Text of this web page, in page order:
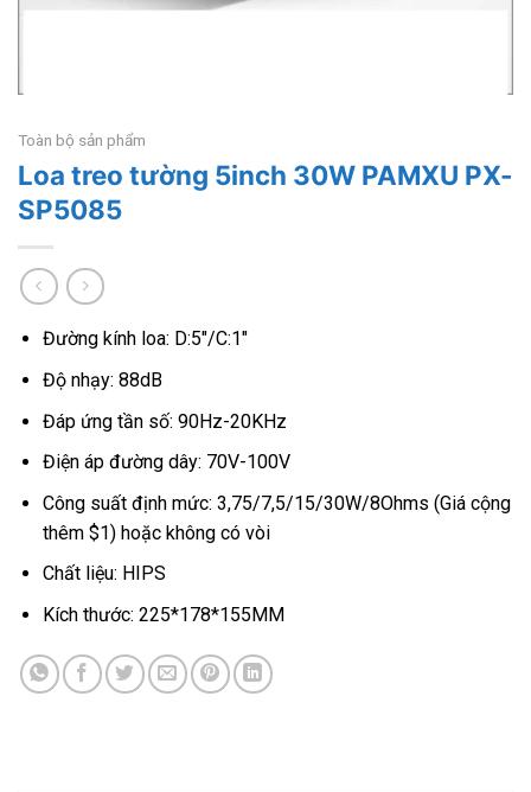
Toàn bộ sản phẩm
Loa treo tường 5inch 30W PAMXU PX-
SP5085
Đường kính loa: D:5″/C:1″
Độ nhạy: 88dB
Đáp ứng tần số: 90Hz-20KHz
Điện áp đường dây: 70V-100V
Công suất định mức: 3,75/7,5/15/30W/8Ohms (Giá cộng
thêm $1) hoặc không có vòi
Chất liệu: HIPS
Kích thước: 225*178*155MM